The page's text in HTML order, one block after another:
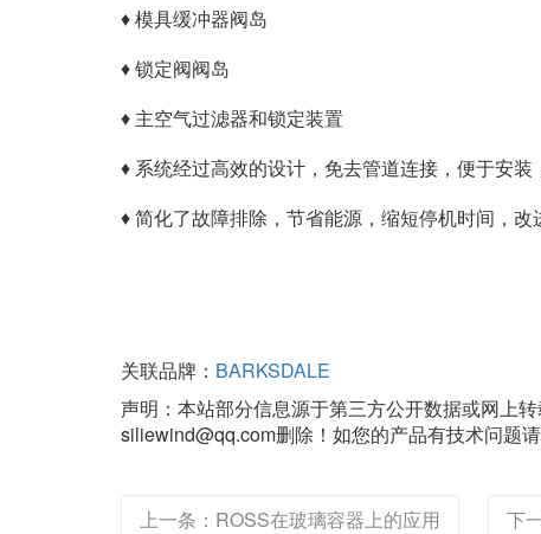
♦ 模具缓冲器阀岛
♦ 锁定阀阀岛
♦ 主空气过滤器和锁定装置
♦ 系统经过高效的设计，免去管道连接，便于安
♦ 简化了故障排除，节省能源，缩短停机时间，
关联品牌： BARKSDALE
声明：本站部分信息源于第三方公开数据或网上
siliewind@qq.com删除！如您的产品有技术问题
上一条：ROSS在玻璃容器上的应用 下